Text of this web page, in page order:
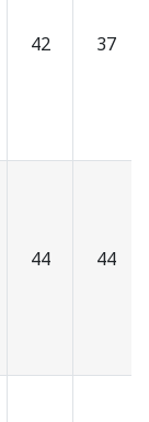
42 37
44 44